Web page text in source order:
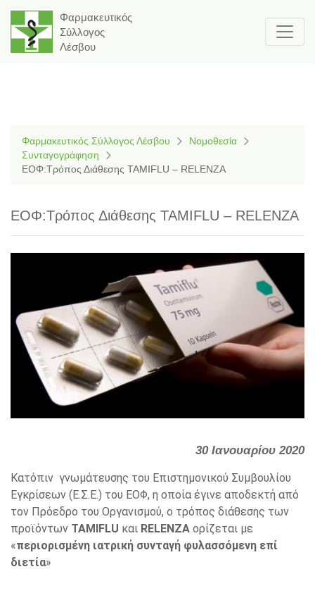
Φαρμακευτικός
Σύλλογος
Λέσβου
Φαρμακευτικός Σύλλογος Λέσβου
Νομοθεσία
Συνταγογράφηση
ΕΟΦ:Τρόπος Διάθεσης TAMIFLU – RELENZA
ΕΟΦ:Τρόπος Διάθεσης TAMIFLU – RELENZA
30 Ιανουαρίου 2020
Κατόπιν γνωμάτευσης του Επιστημονικού Συμβουλίου
Εγκρίσεων (Ε.Σ.Ε.) του ΕΟΦ, η οποία έγινε αποδεκτή από
τον Πρόεδρο του Οργανισμού, ο τρόπος διάθεσης των
προϊόντων TAMIFLU και RELENZA ορίζεται με
«περιορισμένη ιατρική συνταγή φυλασσόμενη επί
διετία»